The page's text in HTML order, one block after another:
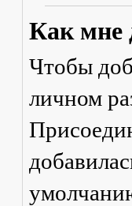
Как мне
Чтобы
личном